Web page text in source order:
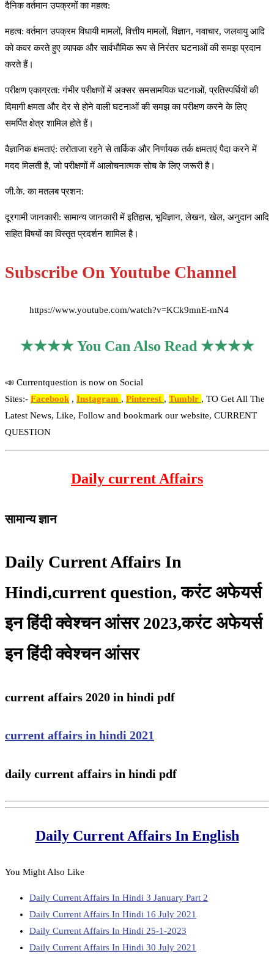
दैनिक वर्तमान उपक्रमों का महत्व:
महत्व: वर्तमान उपक्रम विधायी मामलों, वित्तीय मामलों, विज्ञान, नवाचार, जलवायु आदि
को कवर करते हुए व्यापक और सार्वभौमिक रूप से निरंतर घटनाओं की समझ प्रदान
करते हैं।
परीक्षण एकाग्रता: गंभीर परीक्षणों में अक्सर समसामयिक घटनाओं, प्रतिस्पर्धियों की
दिमागी क्षमता और देर से होने वाली घटनाओं की समझ का परीक्षण करने के लिए
समर्पित क्षेत्र शामिल होते हैं।
वैज्ञानिक क्षमताएं: तरोताजा रहने से तार्किक और निर्णायक तर्क क्षमताएं पैदा करने में
मदद मिलती है, जो परीक्षणों में आलोचनात्मक सोच के लिए जरूरी है।
जी.के. का मतलब प्रशन:
दूरगामी जानकारी: सामान्य जानकारी में इतिहास, भूविज्ञान, लेखन, खेल, अनुदान आदि
सहित विषयों का विस्तृत प्रदर्शन शामिल है।
Subscribe On Youtube Channel
https://www.youtube.com/watch?v=KCk9mnE-mN4
★★★★ You Can Also Read ★★★★
📣 Currentquestion is now on Social
Sites:- Facebook , Instagram , Pinterest , Tumblr , TO Get All The
Latest News, Like, Follow and bookmark our website, CURRENT
QUESTION
Daily current Affairs
सामान्य ज्ञान
Daily Current Affairs In
Hindi,current question, करंट अफेयर्स
इन हिंदी क्वेश्चन आंसर 2023,करंट अफेयर्स
इन हिंदी क्वेश्चन आंसर
current affairs 2020 in hindi pdf
current affairs in hindi 2021
daily current affairs in hindi pdf
Daily Current Affairs In English
You Might Also Like
Daily Current Affairs In Hindi 3 January Part 2
Daily Current Affairs In Hindi 16 July 2021
Daily Current Affairs In Hindi 25-1-2023
Daily Current Affairs In Hindi 30 July 2021